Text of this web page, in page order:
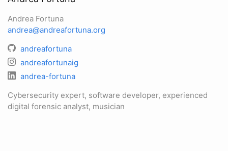
Andrea Fortuna
andrea@andreafortuna.org
andreafortuna
andreafortunaig
andrea-fortuna
Cybersecurity expert, software developer, experienced
digital forensic analyst, musician